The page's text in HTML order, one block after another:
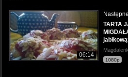
06:14
TARTA
1080p